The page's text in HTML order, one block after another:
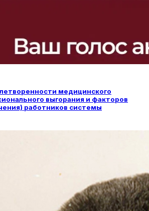
медицинского
выгорания и факторов
работников системы